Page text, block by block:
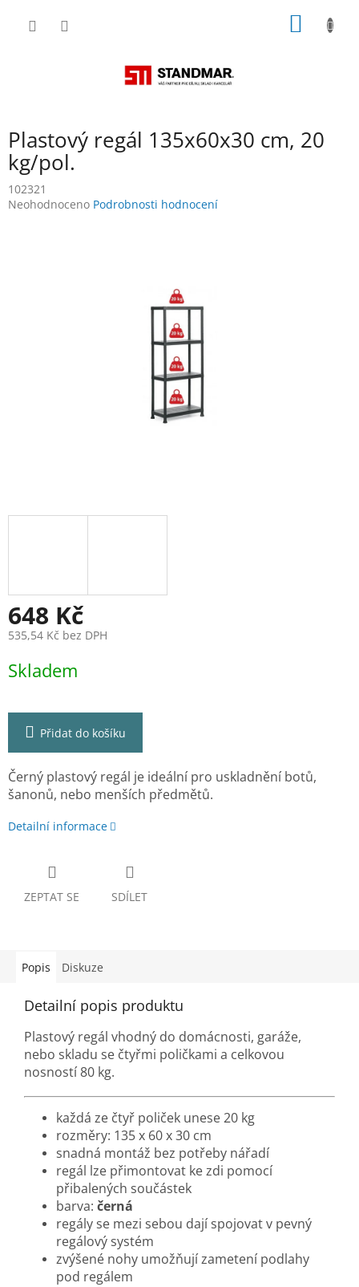
Plastový regál 135x60x30 cm, 20
kg/pol.
102321
Průměrné
Neohodnoceno Podrobnosti hodnocení
648 Kč
535,54 Kč bez DPH
cena:
Skladem
Přidat do košíku
Černý plastový regál je ideální pro uskladnění botů,
šanonů, nebo menších předmětů.
Detailní informace
ZEPTAT SE SDÍLET
Popis Diskuze
Detailní popis produktu
Plastový regál vhodný do domácnosti, garáže,
nebo skladu se čtyřmi poličkami a celkovou
nosností 80 kg.
každá ze čtyř poliček unese 20 kg
rozměry: 135 x 60 x 30 cm
snadná montáž bez potřeby nářadí
regál lze přimontovat ke zdi pomocí
přibalených součástek
barva: černá
regály se mezi sebou dají spojovat v pevný
regálový systém
zvýšené nohy umožňují zametení podlahy
pod regálem